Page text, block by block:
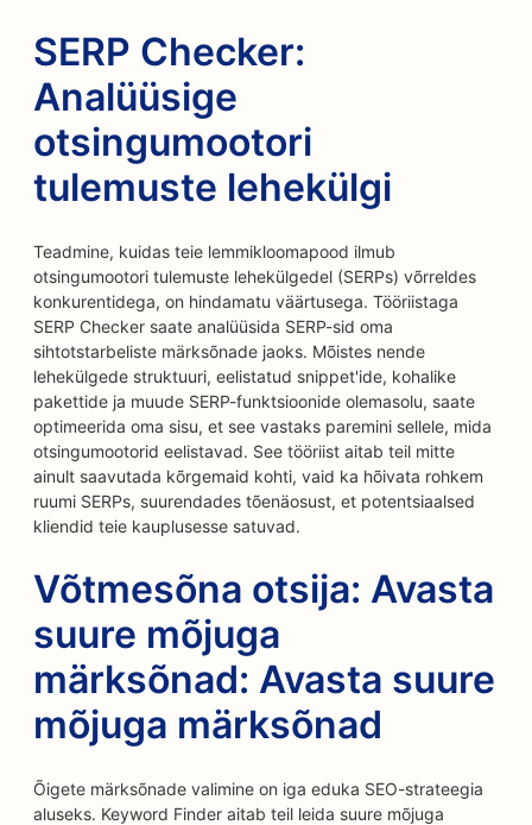
SERP Checker:
Analüüsige
otsingumootori
tulemuste lehekülgi
Teadmine, kuidas teie lemmikloomapood ilmub
otsingumootori tulemuste lehekülgedel (SERPs) võrreldes
konkurentidega, on hindamatu väärtusega. Tööriistaga
SERP Checker saate analüüsida SERP-sid oma
sihtotstarbeliste märksõnade jaoks. Mõistes nende
lehekülgede struktuuri, eelistatud snippet'ide, kohalike
pakettide ja muude SERP-funktsioonide olemasolu, saate
optimeerida oma sisu, et see vastaks paremini sellele, mida
otsingumootorid eelistavad. See tööriist aitab teil mitte
ainult saavutada kõrgemaid kohti, vaid ka hõivata rohkem
ruumi SERPs, suurendades tõenäosust, et potentsiaalsed
kliendid teie kauplusesse satuvad.
Võtmesõna otsija: Avasta
suure mõjuga
märksõnad: Avasta suure
mõjuga märksõnad
Õigete märksõnade valimine on iga eduka SEO-strateegia
aluseks. Keyword Finder aitab teil leida suure mõjuga